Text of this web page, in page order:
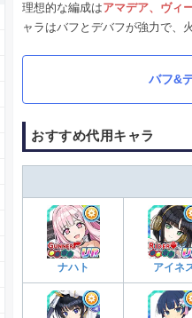
理想的な編成はアマデア、ヴィ
ャラはバフとデバフが強力で、
バフ&
おすすめ代用キャラ
ナハト アイネ